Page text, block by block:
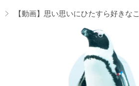
【動画】思い思いにひたすら好きな